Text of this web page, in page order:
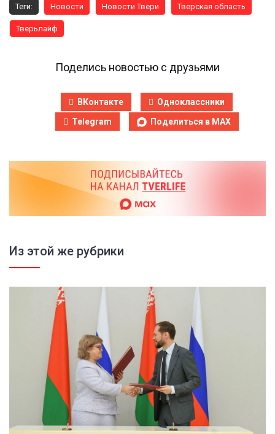
Теги: Новости Новости Твери Тверская область
Тверьлайф
Поделись новостью с друзьями
ВКонтакте
Одноклассники
Telegram
Поделиться в MAX
Из этой же рубрики